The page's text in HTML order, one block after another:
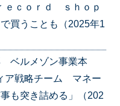
ｅｃｏｒｄ ｓｈｏｐ
買うことも（2025年1
ベルメゾン事業本
戦略チーム マネー
も突き詰める」（202